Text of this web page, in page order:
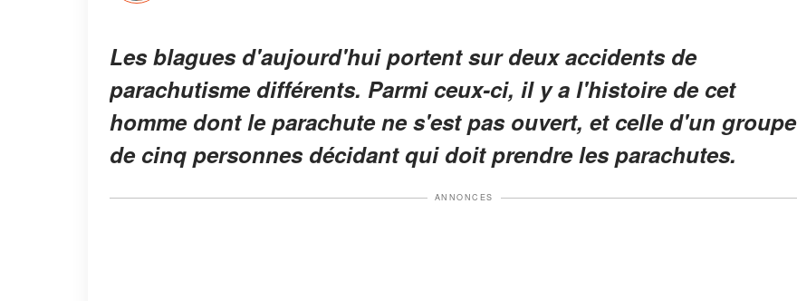
Les blagues d'aujourd'hui portent sur deux accidents de
parachutisme différents. Parmi ceux-ci, il y a l'histoire de cet
homme dont le parachute ne s'est pas ouvert, et celle d'un groupe
de cinq personnes décidant qui doit prendre les parachutes.
ANNONCES